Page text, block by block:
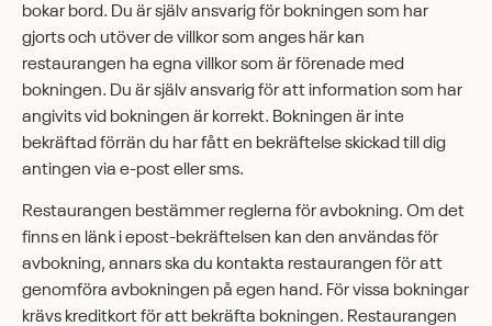
bokar bord. Du är själv ansvarig för bokningen som har
gjorts och utöver de villkor som anges här kan
restaurangen ha egna villkor som är förenade med
bokningen. Du är själv ansvarig för att information som har
angivits vid bokningen är korrekt. Bokningen är inte
bekräftad förrän du har fått en bekräftelse skickad till dig
antingen via e-post eller sms.
Restaurangen bestämmer reglerna för avbokning. Om det
finns en länk i epost-bekräftelsen kan den användas för
avbokning, annars ska du kontakta restaurangen för att
genomföra avbokningen på egen hand. För vissa bokningar
krävs kreditkort för att bekräfta bokningen. Restaurangen